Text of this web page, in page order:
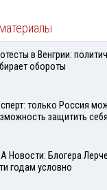
в Венгрии:
обороты
только Россия
защитить себя
Новости: Блогера
годам условно